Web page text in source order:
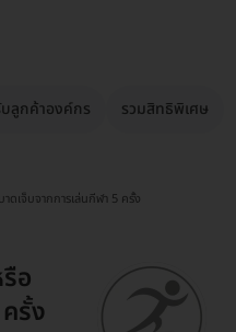
บลูกค้าองค์กร รวมสิทธิพิเศษ
ดเจ็บจากการเล่นกีฬา 5 ครั้ง
อ
รั้ง